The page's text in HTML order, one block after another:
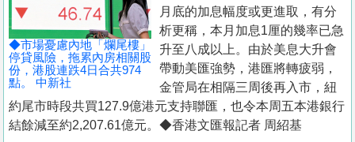
業
手
冊
關
於
我
◆市場憂慮內地「爛尾樓」
停貸風險，拖累內房相關股
份，港股連跌4日合共974
點。 中新社
月底的加息幅度或更進取，有分
析更稱，本月加息1厘的幾率已急
升至八成以上。由於美息大升會
帶動美匯強勢，港匯將轉疲弱，
金管局在相隔三周後再入市，紐
約尾市時段共買127.9億港元支持聯匯，也令本周五本港銀行
結餘減至約2,207.61億元。◆香港文匯報記者 周紹基